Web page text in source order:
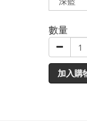
數量
加入購